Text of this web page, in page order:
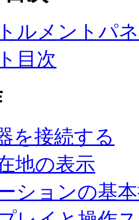
ルメントパ
目次
を接続する
地の表示
ションの基